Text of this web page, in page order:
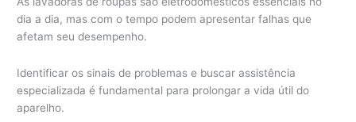
dia a dia, mas com o tempo podem apresentar falhas que
afetam seu desempenho.
Identificar os sinais de problemas e buscar assistência
especializada é fundamental para prolongar a vida útil do
aparelho.